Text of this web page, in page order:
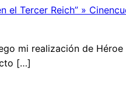
el Tercer Reich” »
mi realización de
[…]